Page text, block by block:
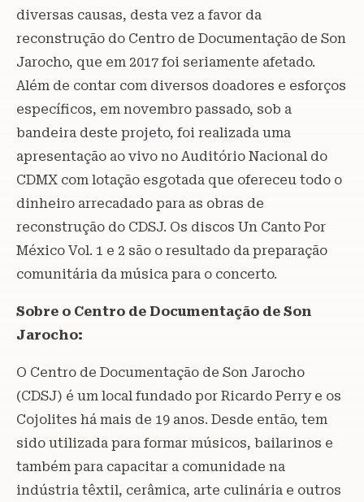
diversas causas, desta vez a favor da
reconstrução do Centro de Documentação de Son
Jarocho, que em 2017 foi seriamente afetado.
Além de contar com diversos doadores e esforços
específicos, em novembro passado, sob a
bandeira deste projeto, foi realizada uma
apresentação ao vivo no Auditório Nacional do
CDMX com lotação esgotada que ofereceu todo o
dinheiro arrecadado para as obras de
reconstrução do CDSJ. Os discos Un Canto Por
México Vol. 1 e 2 são o resultado da preparação
comunitária da música para o concerto.
Sobre o Centro de Documentação de Son
Jarocho:
O Centro de Documentação de Son Jarocho
(CDSJ) é um local fundado por Ricardo Perry e os
Cojolites há mais de 19 anos. Desde então, tem
sido utilizada para formar músicos, bailarinos e
também para capacitar a comunidade na
indústria têxtil, cerâmica, arte culinária e outros